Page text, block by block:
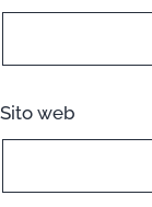
Sito web